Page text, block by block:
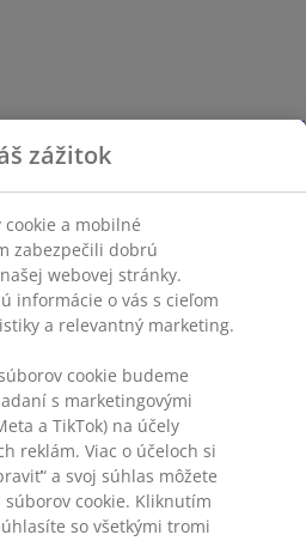
zážitok
cookie a mobilné
zabezpečili dobrú
webovej stránky.
informácie o vás s cieľom
a relevantný marketing.
cookie budeme
s marketingovými
a TikTok) na účely
reklám. Viac o účeloch si
a svoj súhlas môžete
cookie. Kliknutím
so všetkými tromi